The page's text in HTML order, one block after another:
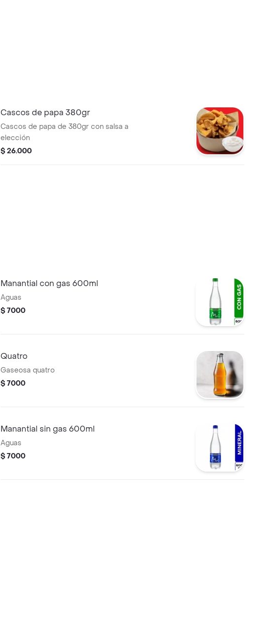
Cascos de papa 380gr
Cascos de papa de 380gr con salsa a
elección
$ 26.000
Manantial con gas 600ml
Aguas
$ 7000
Quatro
Gaseosa quatro
$ 7000
Manantial sin gas 600ml
Aguas
$ 7000